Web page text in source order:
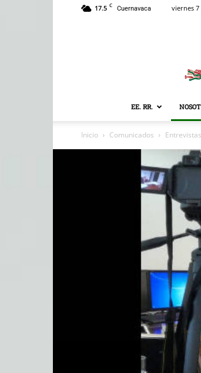
17.5 C Cuernavaca viernes 7
EE. RR.
Inicio Comunicados